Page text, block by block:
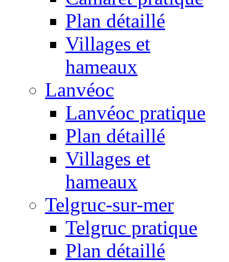
Plan détaillé
Villages et
hameaux
Lanvéoc
Lanvéoc pratique
Plan détaillé
Villages et
hameaux
Telgruc-sur-mer
Telgruc pratique
Plan détaillé